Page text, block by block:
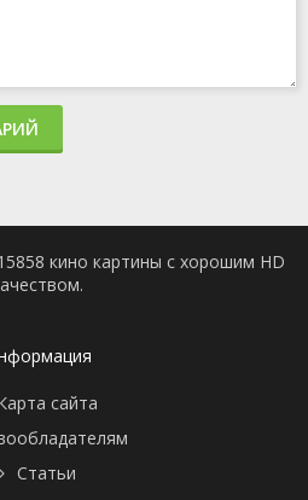
кино картины с хорошим HD
сайта
Статьи